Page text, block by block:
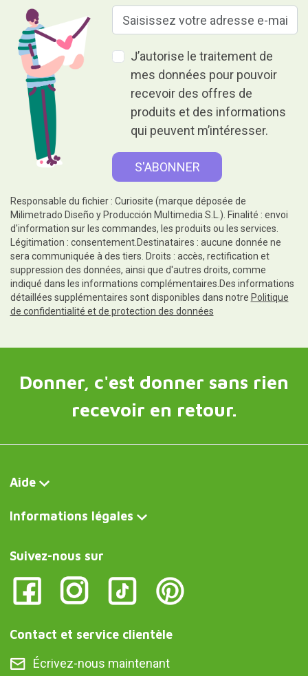
J’autorise le traitement de
mes données pour pouvoir
recevoir des offres de
produits et des informations
qui peuvent m’intéresser.
Responsable du fichier : Curiosite (marque déposée de
Milimetrado Diseño y Producción Multimedia S.L.). Finalité : envoi
d'information sur les commandes, les produits ou les services.
Légitimation : consentement.Destinataires : aucune donnée ne
sera communiquée à des tiers. Droits : accès, rectification et
suppression des données, ainsi que d'autres droits, comme
indiqué dans les informations complémentaires.Des informations
détaillées supplémentaires sont disponibles dans notre Politique
de confidentialité et de protection des données
Donner, c'est donner sans rien
recevoir en retour.
Aide
Informations légales
Suivez-nous sur
Contact et service clientèle
Écrivez-nous maintenant